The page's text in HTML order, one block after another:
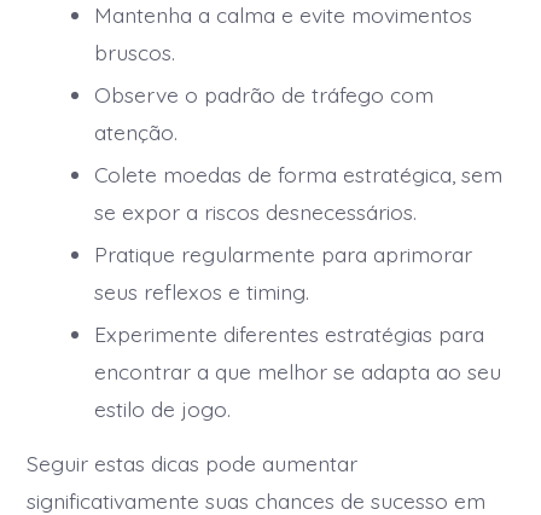
Mantenha a calma e evite movimentos
bruscos.
Observe o padrão de tráfego com
atenção.
Colete moedas de forma estratégica, sem
se expor a riscos desnecessários.
Pratique regularmente para aprimorar
seus reflexos e timing.
Experimente diferentes estratégias para
encontrar a que melhor se adapta ao seu
estilo de jogo.
Seguir estas dicas pode aumentar
significativamente suas chances de sucesso em